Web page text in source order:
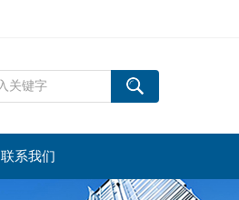
联系我们